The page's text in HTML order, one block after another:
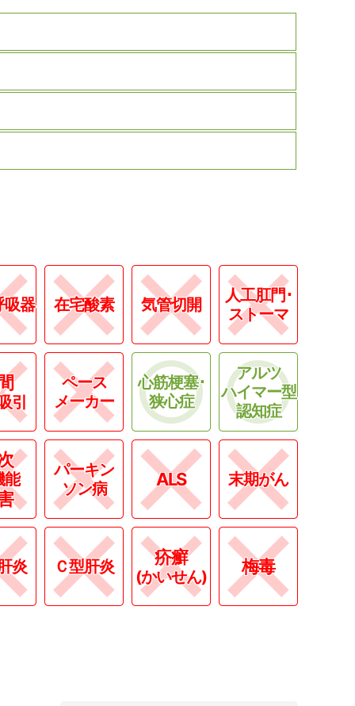
吸器 在宅酸素 気管切開
人工肛門･
ストーマ
引
ペース
メーカー
心筋梗塞･
狭心症
アルツ
ハイマー型
認知症
能
パーキン
ソン病
ALS 末期がん
炎 Ｃ型肝炎 疥癬
(かいせん) 梅毒